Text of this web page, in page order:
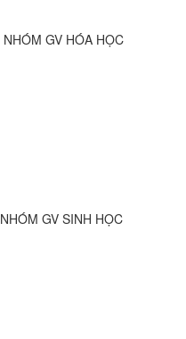
NHÓM GV HÓA HỌC
NHÓM GV SINH HỌC